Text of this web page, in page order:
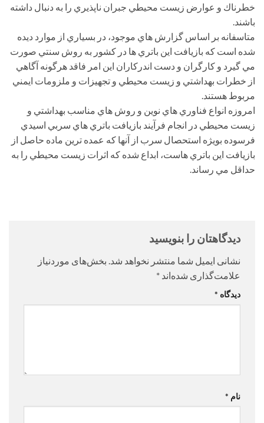
خطرناك و عوارض زيست محيطي جبران ناپذيري را به دنبال داشته
باشند.
متاسفانه بر اساس گزارش هاي موجود، در بسياري از موارد ديده
شده است كه بازيافت اين باتري ها در كشور به روش سنتي صورت
مي گيرد و كارگران و دست اندركاران اين امر فاقد هرگونه آگاهي
از خطرات بهداشتي و زيست محيطي و تجهيزات و ملزومات ايمني
مربوط هستند.
امروزه انواع فناوري هاي نوين و روش هاي مناسب بهداشتي و
زيست محيطي در انجام فرآيند بازيافت باتري هاي سربي اسيدي
فرسوده بويژه استحصال سرب از آنها كه عمده ترين ماده حاصل از
بازيافت اين باتري هاست، ابداع شده كه اثرات زيست محيطي را به
حداقل مي رساند.
دیدگاهتان را بنویسید
نشانی ایمیل شما منتشر نخواهد شد. بخش‌های موردنیاز
علامت‌گذاری شده‌اند *
دیدگاه *
نام *